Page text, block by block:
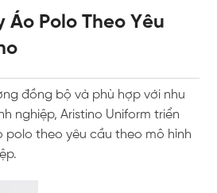
Áo Polo Theo Yêu
đồng bộ và phù hợp với nhu
nghiệp,Aristino Uniform triển
polo theo yêu cầu theo mô hình